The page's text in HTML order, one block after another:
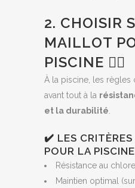
2. CHOISIR
MAILLOT
PISCINE 🏊‍♀️
À la piscine, les règles
avant tout à la
et la durabilité
✔️ LES CRITÈRES
POUR LA PISCINE
Résistance au chlore
Maintien optimal